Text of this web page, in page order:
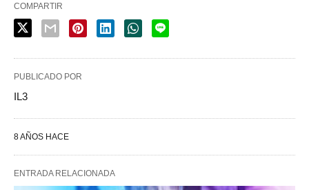
COMPARTIR
PUBLICADO POR
IL3
8 AÑOS HACE
ENTRADA RELACIONADA